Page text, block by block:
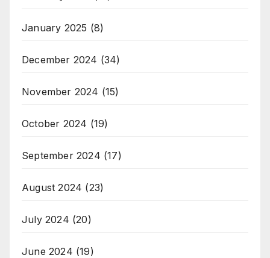
January 2025 (8)
December 2024 (34)
November 2024 (15)
October 2024 (19)
September 2024 (17)
August 2024 (23)
July 2024 (20)
June 2024 (19)